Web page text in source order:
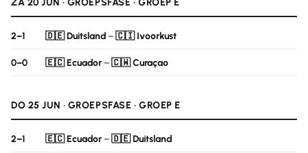
ZA 20 JUN · GROEPSFASE · GROEP E
2–1 🇩🇪 Duitsland–🇨🇮 Ivoorkust
0–0 🇪🇨 Ecuador–🇨🇼 Curaçao
DO 25 JUN · GROEPSFASE · GROEP E
2–1 🇪🇨 Ecuador–🇩🇪 Duitsland